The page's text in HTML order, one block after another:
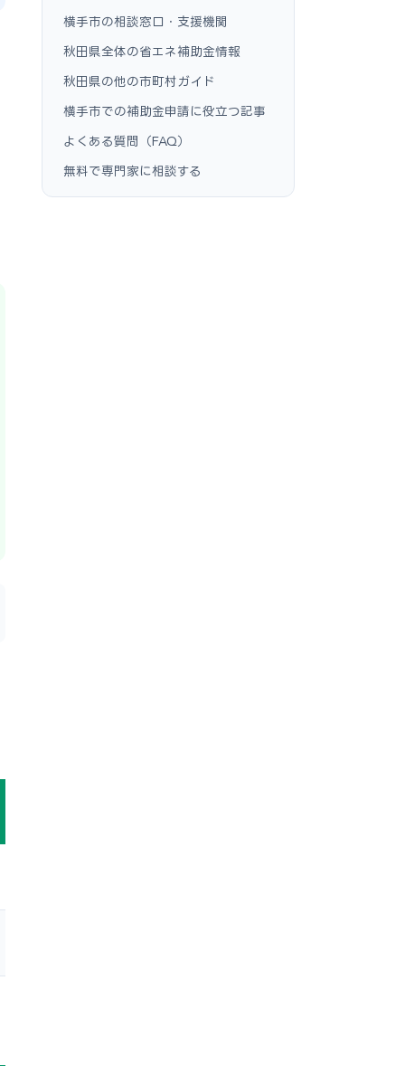
横手市の相談窓口・支援機関
秋田県全体の省エネ補助金情報
秋田県の他の市町村ガイド
横手市での補助金申請に役立つ記事
よくある質問（FAQ）
無料で専門家に相談する